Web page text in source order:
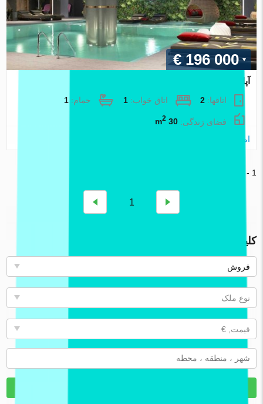
€ 196 000
آپارتمان در Izmir ، ترکیه 1 خوابه ، 30 متر مربع. شماره 87937
اتاقها:2 اتاق خواب:1 حمام:1
فضای زندگی:30 m
2
املاک اطلس
1 - 9 بیرون از 11
1
کلیه املاک شرکت (83)
فروش
نوع ملک
قیمت, €